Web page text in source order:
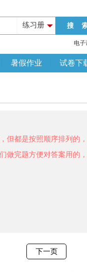
练习册
电子
暑假作业 试卷下
但都是按照顺序排列的
做完题方便对答案用的，
下一页